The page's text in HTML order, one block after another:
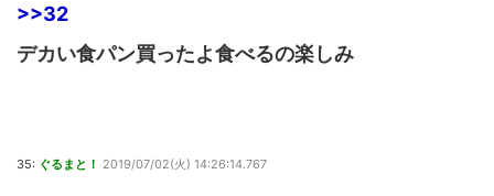
>>32
デカい食パン買ったよ食べるの楽しみ
35: ぐるまと！ 2019/07/02(火) 14:26:14.767